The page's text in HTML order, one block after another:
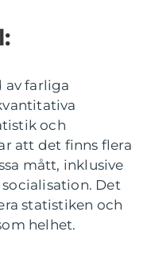
av farliga
och
att det finns flera
mått, inklusive
Det
statistiken och
helhet.